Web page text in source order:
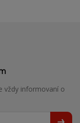
vždy informovaní o